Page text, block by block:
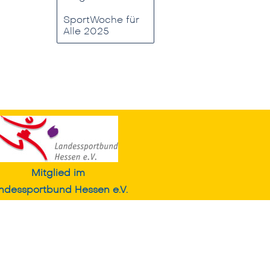
SportWoche für
Alle 2025
Mitglied im
Hessen e.V.